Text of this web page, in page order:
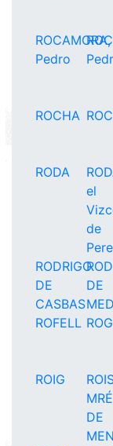
ROCAMORA,
Pedro
ROCHA
RODA
el
de
RODRIGO
DE
CASBAS
DE
ROFELL
ROIG
MRÉ
DE